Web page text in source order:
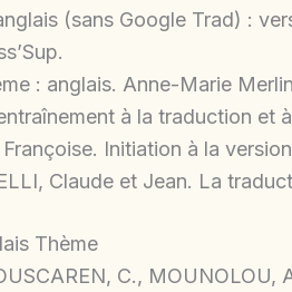
(sans Google Trad) :
: anglais. Anne-Marie
à la traduction et
Françoise. Initiation à la
Claude et Jean. La
Thème
C., MOUNOLOU,